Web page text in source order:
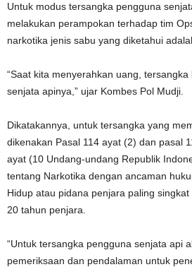
Untuk modus tersangka pengguna
melakukan perampokan terhadap tim
narkotika jenis sabu yang diketahui
“Saat kita menyerahkan uang,
senjata apinya,” ujar Kombes Pol Mudji.
Dikatakannya, untuk tersangka yang
dikenakan Pasal 114 ayat (2) dan pasal
ayat (10 Undang-undang Republik
tentang Narkotika dengan ancaman
Hidup atau pidana penjara paling
20 tahun penjara.
“Untuk tersangka pengguna senjata api
pemeriksaan dan pendalaman untuk